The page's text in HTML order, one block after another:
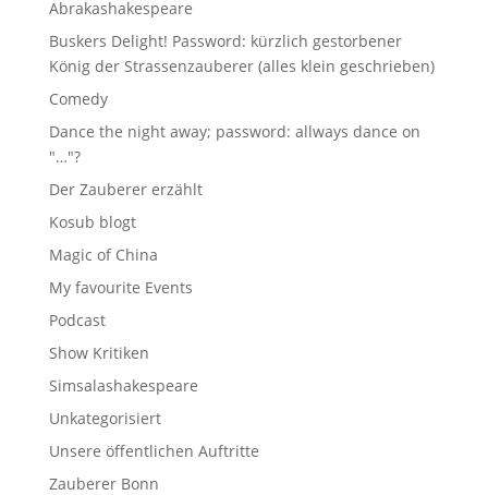
Abrakashakespeare
Buskers Delight! Password: kürzlich gestorbener
König der Strassenzauberer (alles klein geschrieben)
Comedy
Dance the night away; password: allways dance on
"…"?
Der Zauberer erzählt
Kosub blogt
Magic of China
My favourite Events
Podcast
Show Kritiken
Simsalashakespeare
Unkategorisiert
Unsere öffentlichen Auftritte
Zauberer Bonn